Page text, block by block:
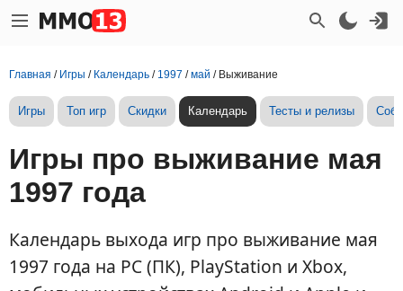
Главная / Игры / Календарь / 1997 /май / Выживание
Игры Топ игр Скидки Календарь Тесты и релизы
Игры про выживание мая
1997 года
Календарь выхода игр про выживание мая
1997 года на PC (ПК), PlayStation и Xbox,